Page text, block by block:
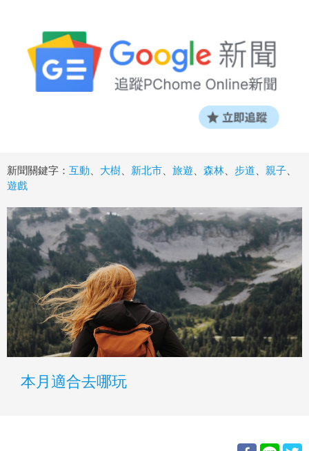
新聞關鍵字： 互動 大樹 新北市 旅遊 森林 步道 親子
遊戲
本月適合去哪玩